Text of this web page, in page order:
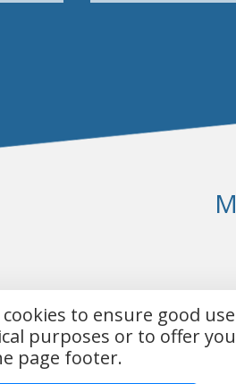
Copyright © 2026 DMS
to ensure good
purposes or to offer
page footer.